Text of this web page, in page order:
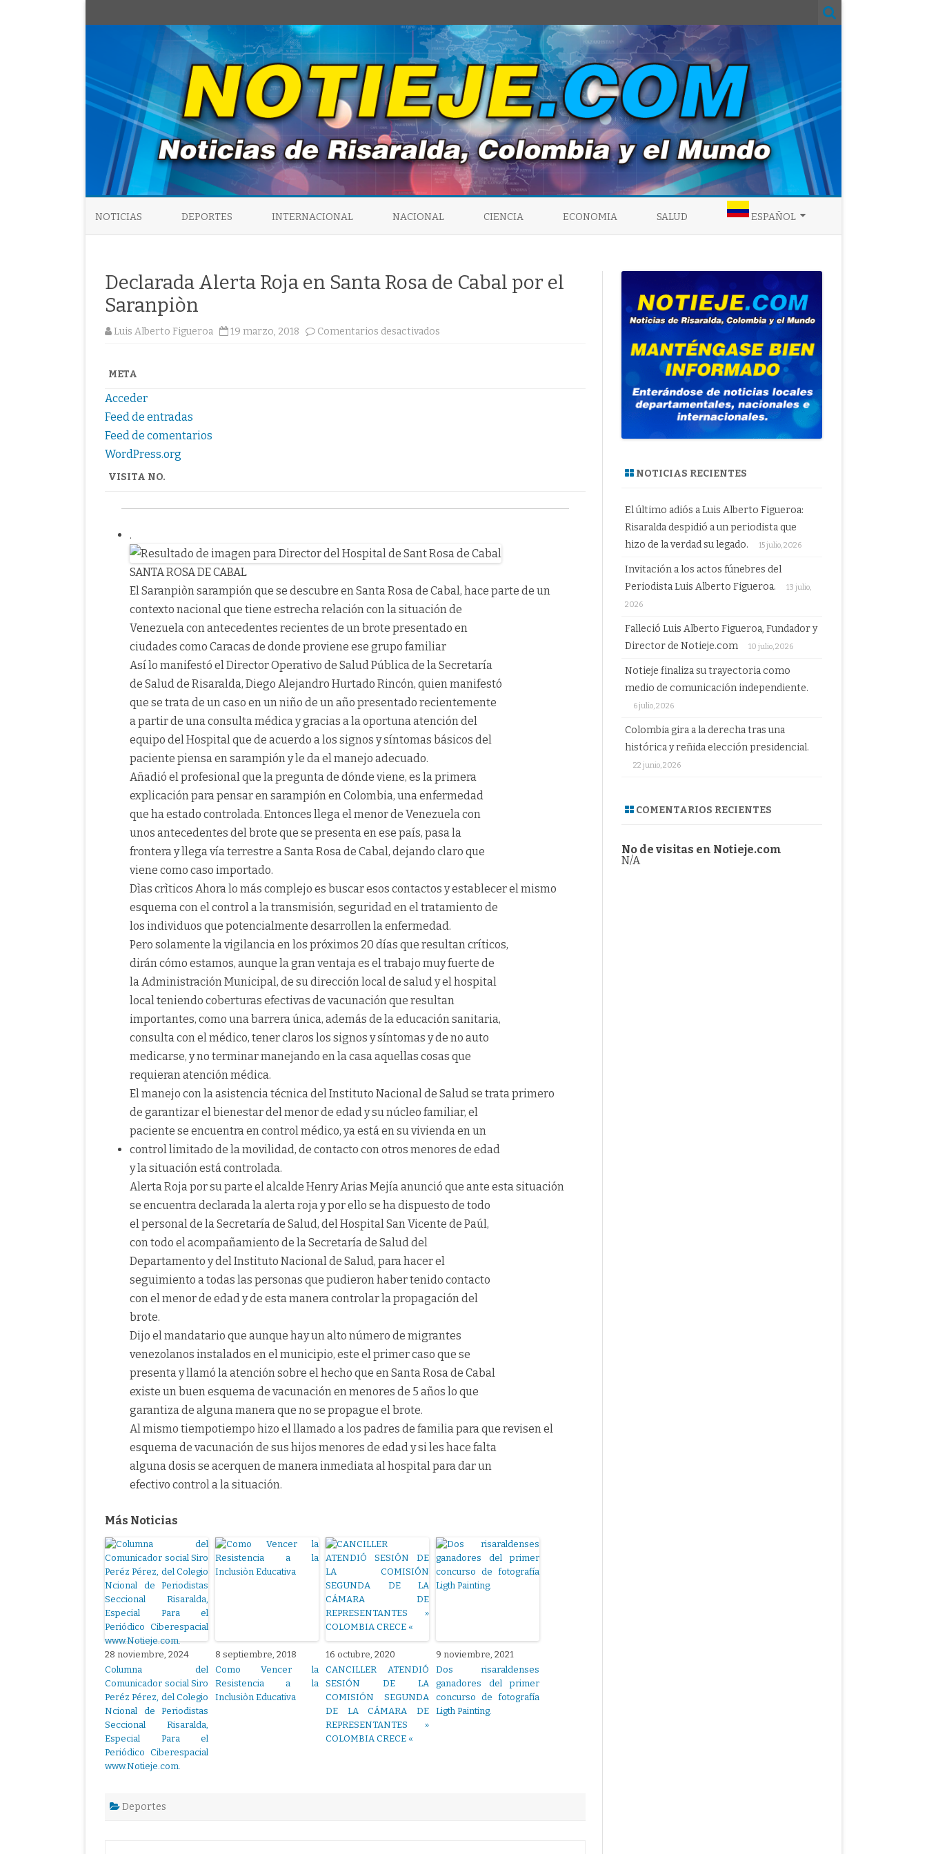
NOTICIAS DEPORTES INTERNACIONAL NACIONAL CIENCIA ECONOMIA SALUD ESPAÑOL
ESPAÑOL
Declarada Alerta Roja en Santa Rosa de Cabal por el
Saranpiòn
Luis Alberto Figueroa 19 marzo, 2018 Comentarios desactivados
META
Acceder
Feed de entradas
Feed de comentarios
WordPress.org
VISITA NO.
.
SANTA ROSA DE CABAL
El Saranpiòn sarampión que se descubre en Santa Rosa de Cabal, hace parte de un
contexto nacional que tiene estrecha relación con la situación de
Venezuela con antecedentes recientes de un brote presentado en
ciudades como Caracas de donde proviene ese grupo familiar
Así lo manifestó el Director Operativo de Salud Pública de la Secretaría
de Salud de Risaralda, Diego Alejandro Hurtado Rincón, quien manifestó
que se trata de un caso en un niño de un año presentado recientemente
a partir de una consulta médica y gracias a la oportuna atención del
equipo del Hospital que de acuerdo a los signos y síntomas básicos del
paciente piensa en sarampión y le da el manejo adecuado.
Añadió el profesional que la pregunta de dónde viene, es la primera
explicación para pensar en sarampión en Colombia, una enfermedad
que ha estado controlada. Entonces llega el menor de Venezuela con
unos antecedentes del brote que se presenta en ese país, pasa la
frontera y llega vía terrestre a Santa Rosa de Cabal, dejando claro que
viene como caso importado.
Dìas crìticos Ahora lo más complejo es buscar esos contactos y establecer el mismo
esquema con el control a la transmisión, seguridad en el tratamiento de
los individuos que potencialmente desarrollen la enfermedad.
Pero solamente la vigilancia en los próximos 20 días que resultan críticos,
dirán cómo estamos, aunque la gran ventaja es el trabajo muy fuerte de
la Administración Municipal, de su dirección local de salud y el hospital
local teniendo coberturas efectivas de vacunación que resultan
importantes, como una barrera única, además de la educación sanitaria,
consulta con el médico, tener claros los signos y síntomas y de no auto
medicarse, y no terminar manejando en la casa aquellas cosas que
requieran atención médica.
El manejo con la asistencia técnica del Instituto Nacional de Salud se trata primero
de garantizar el bienestar del menor de edad y su núcleo familiar, el
paciente se encuentra en control médico, ya está en su vivienda en un
control limitado de la movilidad, de contacto con otros menores de edad
y la situación está controlada.
Alerta Roja por su parte el alcalde Henry Arias Mejía anunció que ante esta situación
se encuentra declarada la alerta roja y por ello se ha dispuesto de todo
el personal de la Secretaría de Salud, del Hospital San Vicente de Paúl,
con todo el acompañamiento de la Secretaría de Salud del
Departamento y del Instituto Nacional de Salud, para hacer el
seguimiento a todas las personas que pudieron haber tenido contacto
con el menor de edad y de esta manera controlar la propagación del
brote.
Dijo el mandatario que aunque hay un alto número de migrantes
venezolanos instalados en el municipio, este el primer caso que se
presenta y llamó la atención sobre el hecho que en Santa Rosa de Cabal
existe un buen esquema de vacunación en menores de 5 años lo que
garantiza de alguna manera que no se propague el brote.
Al mismo tiempotiempo hizo el llamado a los padres de familia para que revisen el
esquema de vacunación de sus hijos menores de edad y si les hace falta
alguna dosis se acerquen de manera inmediata al hospital para dar un
efectivo control a la situación.
Más Noticias
28 noviembre, 2024
Columna del
Comunicador social Siro
Peréz Pérez, del Colegio
Ncional de Periodistas
Seccional Risaralda,
Especial Para el
Periódico Ciberespacial
www.Notieje.com.
8 septiembre, 2018
Como Vencer la
Resistencia a la
Inclusiòn Educativa
16 octubre, 2020
CANCILLER ATENDIÓ
SESIÓN DE LA
COMISIÓN SEGUNDA
DE LA CÁMARA DE
REPRESENTANTES »
COLOMBIA CRECE «
9 noviembre, 2021
Dos risaraldenses
ganadores del primer
concurso de fotografía
Ligth Painting.
Deportes
NOTICIAS RECIENTES
El último adiós a Luis Alberto Figueroa:
Risaralda despidió a un periodista que
hizo de la verdad su legado.
15 julio, 2026
Invitación a los actos fúnebres del
Periodista Luis Alberto Figueroa.
13 julio,
2026
Falleció Luis Alberto Figueroa, Fundador y
Director de Notieje.com
10 julio, 2026
Notieje finaliza su trayectoria como
medio de comunicación independiente.
6 julio, 2026
Colombia gira a la derecha tras una
histórica y reñida elección presidencial.
22 junio, 2026
COMENTARIOS RECIENTES
No de visitas en Notieje.com
N/A